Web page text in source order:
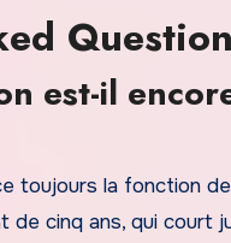
est-il
toujours la fonction
de cinq ans, qui court